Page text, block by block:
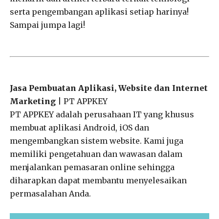
serta pengembangan aplikasi setiap harinya!
Sampai jumpa lagi!
Jasa Pembuatan Aplikasi, Website dan Internet
Marketing | PT APPKEY
PT APPKEY adalah perusahaan IT yang khusus
membuat aplikasi Android, iOS dan
mengembangkan sistem website. Kami juga
memiliki pengetahuan dan wawasan dalam
menjalankan pemasaran online sehingga
diharapkan dapat membantu menyelesaikan
permasalahan Anda.